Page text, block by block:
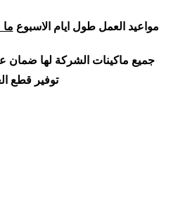
مواعيد العمل طول ايام الاسبوع
جميع ماكينات الشركة لها
توفير قطع